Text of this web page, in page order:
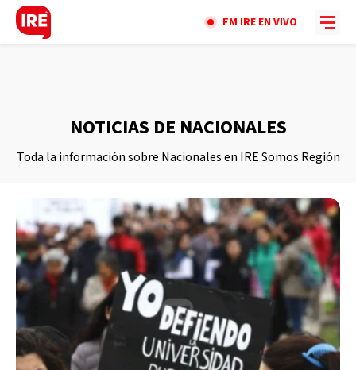
FM IRE EN VIVO
NOTICIAS DE NACIONALES
Toda la información sobre Nacionales en IRE Somos Región